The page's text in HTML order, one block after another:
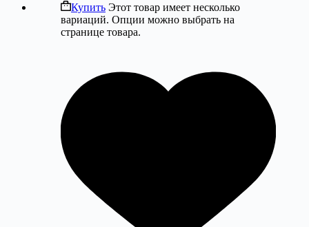
Купить Этот товар имеет несколько
вариаций. Опции можно выбрать на
странице товара.